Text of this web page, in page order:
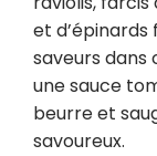
et
saveurs dans
une sauce
beurre et
savoureux.